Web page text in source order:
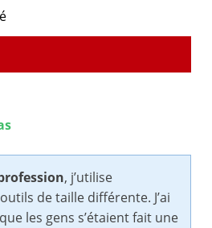
, j’utilise
de taille différente. J’ai
les gens s’étaient fait une